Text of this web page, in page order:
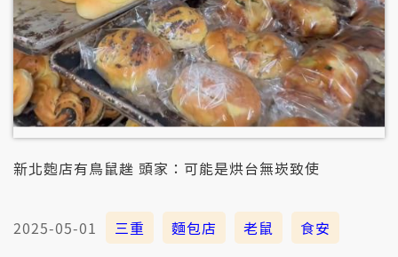
新北麭店有鳥鼠趖 頭家：可能是烘台無崁致使
2025-05-01 三重 麵包店 老鼠 食安